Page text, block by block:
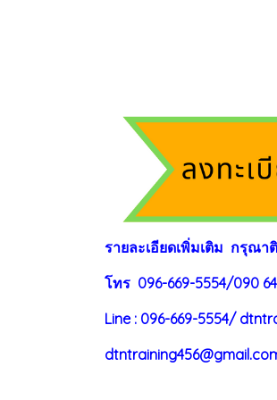
รายละเอียดเพิ่มเติม กรุณา
โทร 096-669-5554/090
Line : 096-669-5554/